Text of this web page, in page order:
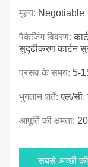
मूल्य: Negotiable
पैकेजिंग विवरण:
सुदृढीकरण कार्टन
प्रसव के समय: 5-
भुगतान शर्तें:एल/सी,
आपूर्ति की क्षमता:
सबसे अच्छी